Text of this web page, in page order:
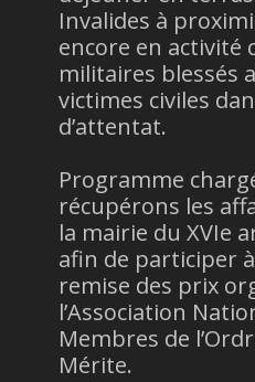
Invalides à
encore en activité
militaires blessés
victimes civiles
d’attentat.
Programme
récupérons les
la mairie du XVIe
afin de participer
remise des prix
l’Association
Membres de
Mérite.